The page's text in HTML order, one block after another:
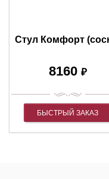
Стул Комфорт
8160 ₽
БЫСТРЫЙ ЗАКАЗ